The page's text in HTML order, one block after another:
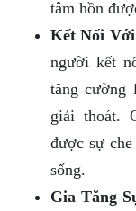
tâm hồn
Kết Nối
người kết
tăng cường
giải thoát.
được sự
sống.
Gia Tăng